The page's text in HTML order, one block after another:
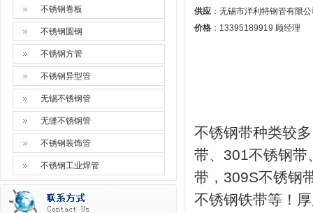
不锈钢卷板
不锈钢圆钢
不锈钢方管
不锈钢异型管
无锡不锈钢管
无缝不锈钢管
不锈钢装饰管
不锈钢工业焊管
供应 ：无锡市洋利特钢管有限
价格 ：13395189919 顾经理
不锈钢带种类较
带、301不锈钢带
带，309S不锈钢
不锈钢铁带等！